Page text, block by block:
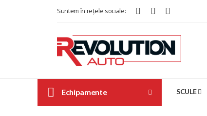
Suntem în rețele sociale:
Echipamente SCULE